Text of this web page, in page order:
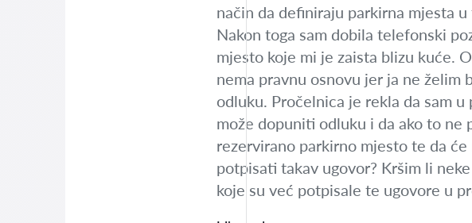
način da definiraju parkirna mjesta
Nakon toga sam dobila telefonski
mjesto koje mi je zaista blizu kuće.
nema pravnu osnovu jer ja ne želim
odluku. Pročelnica je rekla da sam
može dopuniti odluku i da ako to ne
rezervirano parkirno mjesto te da
potpisati takav ugovor? Kršim li
koje su već potpisale te ugovore u